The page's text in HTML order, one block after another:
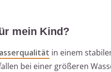
mein Kind?
in einem
bei einer größeren